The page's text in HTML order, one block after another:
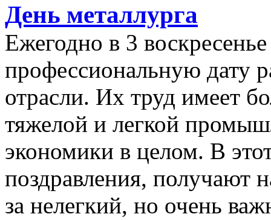
День металлурга
Ежегодно в 3
профессиональную дату
отрасли. Их труд имеет
тяжелой и легкой
экономики в целом. В
поздравления, получают
за нелегкий, но очень